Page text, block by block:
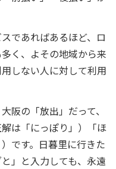
であればあるほど、ロ
く、よその地域から来
しない人に対して利用
阪の「放出」だって、
は「にっぽり」）「ほ
です。日暮里に行きた
」と入力しても、永遠